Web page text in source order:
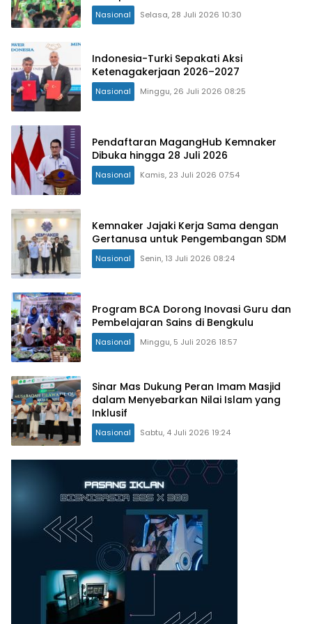
Nasional Selasa, 28 Juli 2026 10:30
Indonesia-Turki Sepakati Aksi
Ketenagakerjaan 2026–2027
Nasional Minggu, 26 Juli 2026 08:25
Pendaftaran MagangHub Kemnaker
Dibuka hingga 28 Juli 2026
Nasional Kamis, 23 Juli 2026 07:54
Kemnaker Jajaki Kerja Sama dengan
Gertanusa untuk Pengembangan SDM
Nasional Senin, 13 Juli 2026 08:24
Program BCA Dorong Inovasi Guru dan
Pembelajaran Sains di Bengkulu
Nasional Minggu, 5 Juli 2026 18:57
Sinar Mas Dukung Peran Imam Masjid
dalam Menyebarkan Nilai Islam yang
Inklusif
Nasional Sabtu, 4 Juli 2026 19:24